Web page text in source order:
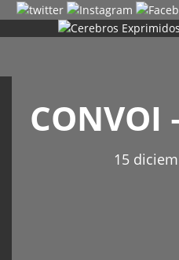
CONVOI
15